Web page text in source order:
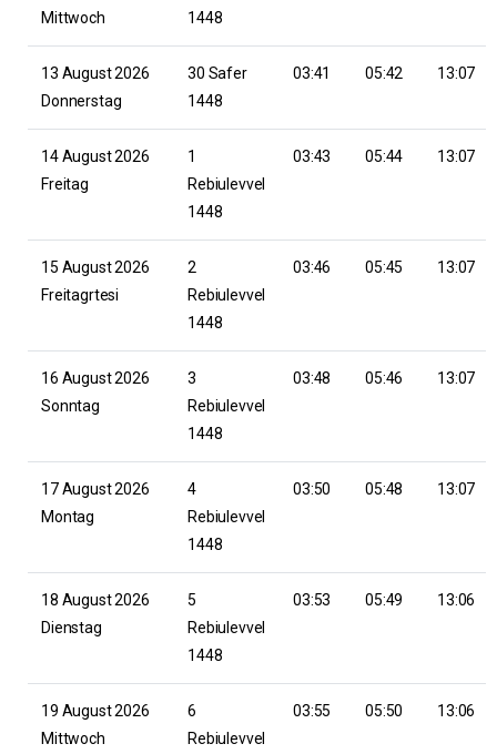
Mittwoch
1448
13 August 2026
Donnerstag
30 Safer
1448
03:41 05:42 13:07
14 August 2026
Freitag
1
Rebiulevvel
1448
03:43 05:44 13:07
15 August 2026
Freitagrtesi
2
Rebiulevvel
1448
03:46 05:45 13:07
16 August 2026
Sonntag
3
Rebiulevvel
1448
03:48 05:46 13:07
17 August 2026
Montag
4
Rebiulevvel
1448
03:50 05:48 13:07
18 August 2026
Dienstag
5
Rebiulevvel
1448
03:53 05:49 13:06
19 August 2026
Mittwoch
6
Rebiulevvel
03:55 05:50 13:06